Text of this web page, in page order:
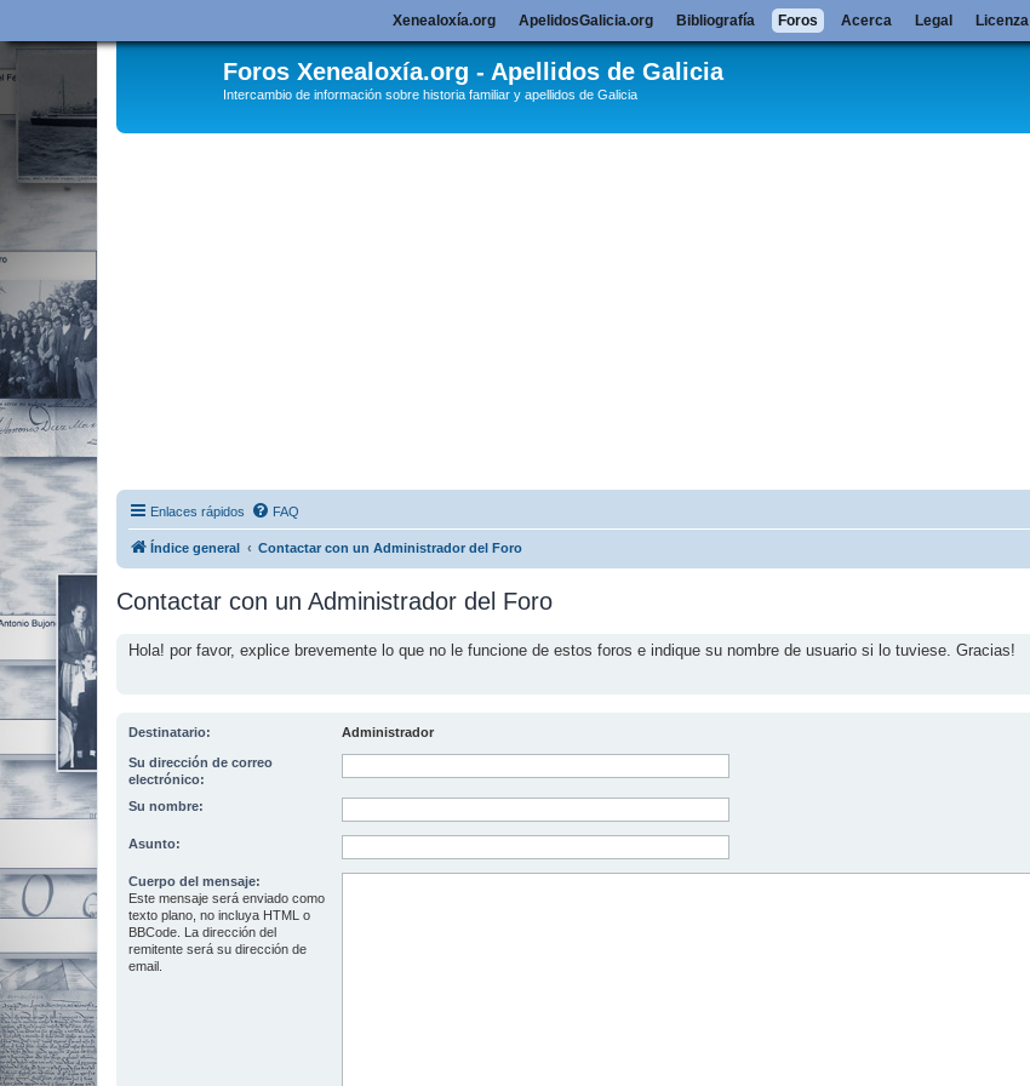
Foros Xenealoxía.org - Apellidos de Galicia
Intercambio de información sobre historia familiar y apellidos de Galicia
Enlaces rápidos FAQ
Índice general Contactar con un Administrador del Foro
Contactar con un Administrador del Foro
Hola! por favor, explice brevemente lo que no le funcione de estos foros e indique su nombre de usuario si lo tuviese. Gracias!
Destinatario: Administrador
Su dirección de correo
electrónico:
Su nombre:
Asunto:
Cuerpo del mensaje:
Este mensaje será enviado como
texto plano, no incluya HTML o
BBCode. La dirección del
remitente será su dirección de
email.
Xenealoxía.org ApelidosGalicia.org Bibliografía Foros Acerca Legal Licenza